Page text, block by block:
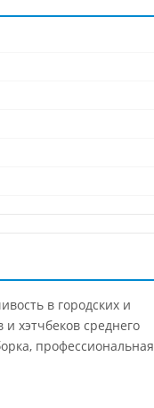
в городских и
хэтчбеков среднего
профессиональная